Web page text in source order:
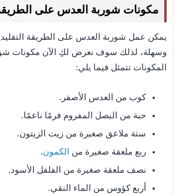
مكونات شوربة العدس على الطريقة
يمكن عمل شوربة العدس على الطريقة
وسهلة، لذلك سوف نعرض لكِ الآن مكونات
المكونات تتمثل فيما يلي:
كوب من العدس الأصفر.
حبة من البصل المفروم فرمًا ناعمًا.
ستة ملاعق صغيرة من زيت الزيتون.
ربع ملعقة صغيرة من
الكمون.
نصف ملعقة صغيرة من الفلفل الأسود.
أربع كؤوس من الماء النقي.